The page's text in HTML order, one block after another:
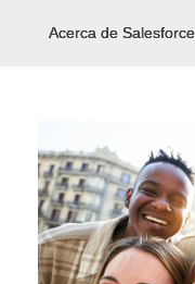
Acerca de Salesforce